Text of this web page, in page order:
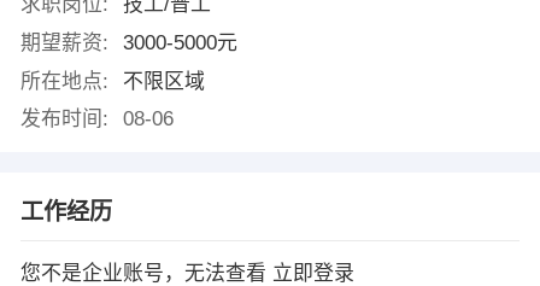
期望薪资:
3000-5000元
所在地点:
不限区域
发布时间:
08-06
工作经历
您不是企业账号，无法查看 立即登录